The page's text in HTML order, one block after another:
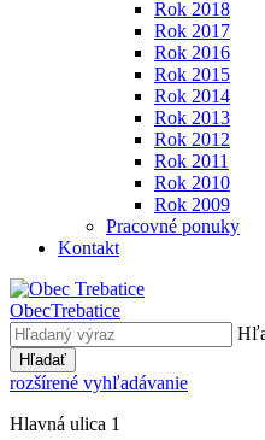
Rok 2018
Rok 2017
Rok 2016
Rok 2015
Rok 2014
Rok 2013
Rok 2012
Rok 2011
Rok 2010
Rok 2009
Pracovné ponuky
Kontakt
ObecTrebatice
Hľadať
rozšírené vyhľadávanie
Hlavná ulica 1